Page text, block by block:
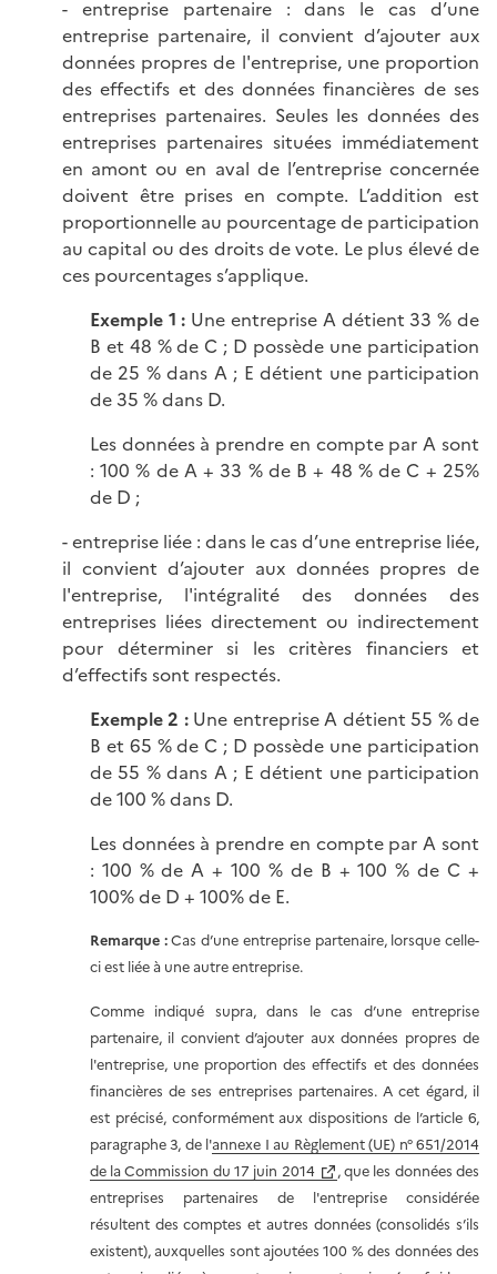
- entreprise partenaire : dans le cas d’une
entreprise partenaire, il convient d’ajouter aux
données propres de l'entreprise, une proportion
des effectifs et des données financières de ses
entreprises partenaires. Seules les données des
entreprises partenaires situées immédiatement
en amont ou en aval de l’entreprise concernée
doivent être prises en compte. L’addition est
proportionnelle au pourcentage de participation
au capital ou des droits de vote. Le plus élevé de
ces pourcentages s’applique.
Exemple 1 : Une entreprise A détient 33 % de
B et 48 % de C ; D possède une participation
de 25 % dans A ; E détient une participation
de 35 % dans D.
Les données à prendre en compte par A sont
: 100 % de A + 33 % de B + 48 % de C + 25%
de D ;
- entreprise liée : dans le cas d’une entreprise liée,
il convient d’ajouter aux données propres de
l'entreprise, l'intégralité des données des
entreprises liées directement ou indirectement
pour déterminer si les critères financiers et
d’effectifs sont respectés.
Exemple 2 :Une entreprise A détient 55 % de
B et 65 % de C ; D possède une participation
de 55 % dans A ; E détient une participation
de 100 % dans D.
Les données à prendre en compte par A sont
: 100 % de A + 100 % de B + 100 % de C +
100% de D + 100% de E.
Remarque :Cas d’une entreprise partenaire, lorsque celle-
ci est liée à une autre entreprise.
Comme indiqué supra, dans le cas d’une entreprise
partenaire, il convient d’ajouter aux données propres de
l'entreprise, une proportion des effectifs et des données
financières de ses entreprises partenaires. A cet égard, il
est précisé, conformément aux dispositions de l’article 6,
paragraphe 3, de l'annexe I au Règlement (UE) n° 651/2014
de la Commission du 17 juin 2014
, que les données des
entreprises partenaires de l'entreprise considérée
résultent des comptes et autres données (consolidés s’ils
existent), auxquelles sont ajoutées 100 % des données des